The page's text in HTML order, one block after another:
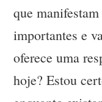
que
importantes e
oferece uma
hoje? Estou